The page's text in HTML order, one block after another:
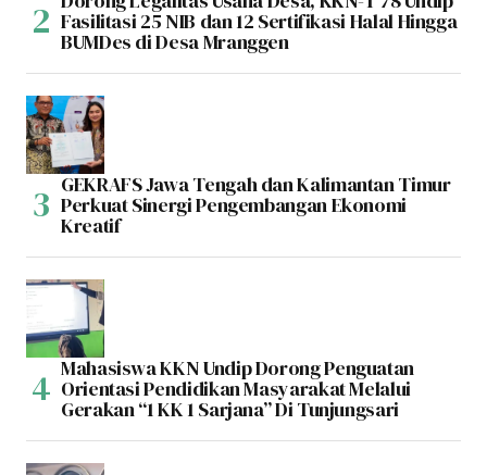
Fasilitasi 25 NIB dan 12 Sertifikasi Halal Hingga
BUMDes di Desa Mranggen
GEKRAFS Jawa Tengah dan Kalimantan Timur
Perkuat Sinergi Pengembangan Ekonomi
Kreatif
Mahasiswa KKN Undip Dorong Penguatan
Orientasi Pendidikan Masyarakat Melalui
Gerakan “1 KK 1 Sarjana” Di Tunjungsari